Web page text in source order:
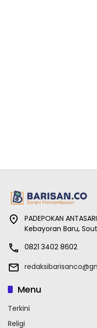
PADEPOKAN
Kebayoran Baru,
0821 3402 8602
Menu
Terkini
Religi